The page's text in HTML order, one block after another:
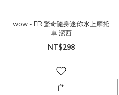
wow - ER 驚奇隨身迷你水上摩托
車 潔西
NT$298